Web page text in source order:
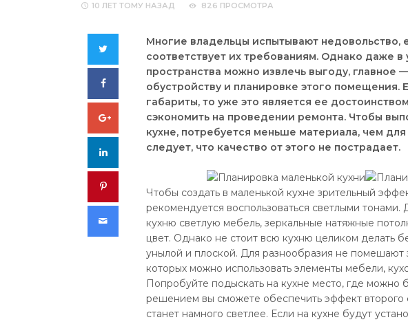
10 ЛЕТ ТОМУ НАЗАД 826 ПРОСМОТРА
Facebook
Google+
LinkedIn
Pinterest
Многие владельцы испытывают недовольство,
соответствует их требованиям. Однако даже в
пространства можно извлечь выгоду, главное
обустройству и планировке этого помещения.
габариты, то уже это является ее
сэкономить на проведении ремонта. Чтобы
кухне, потребуется меньше материала, чем
следует, что качество от этого не пострадает.
Чтобы создать в маленькой кухне зрительный
рекомендуется воспользоваться светлыми
кухню светлую мебель, зеркальные натяжные
цвет. Однако не стоит всю кухню целиком делать
унылой и плоской. Для разнообразия не помешают
которых можно использовать элементы мебели,
Попробуйте подыскать на кухне место, где можно
решением вы сможете обеспечить эффект
станет намного светлее. Если на кухне будут